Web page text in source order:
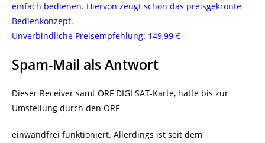
einfach bedienen. Hiervon zeugt schon das preisgekrönte
Bedienkonzept.
Unverbindliche Preisempfehlung: 149,99 €
Spam-Mail als Antwort
Dieser Receiver samt ORF DIGI SAT-Karte, hatte bis zur
Umstellung durch den ORF
einwandfrei funktioniert. Allerdings ist seit dem